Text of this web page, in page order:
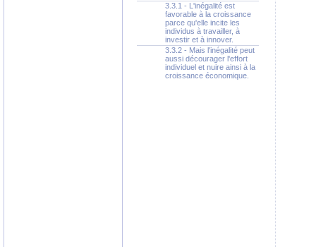
3.3.1 - L'inégalité est
favorable à la croissance
parce qu'elle incite les
individus à travailler, à
investir et à innover.
3.3.2 - Mais l'inégalité peut
aussi décourager l'effort
individuel et nuire ainsi à la
croissance économique.